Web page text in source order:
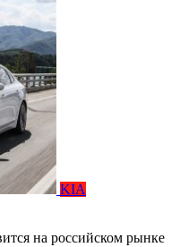
KIA
на российском рынке